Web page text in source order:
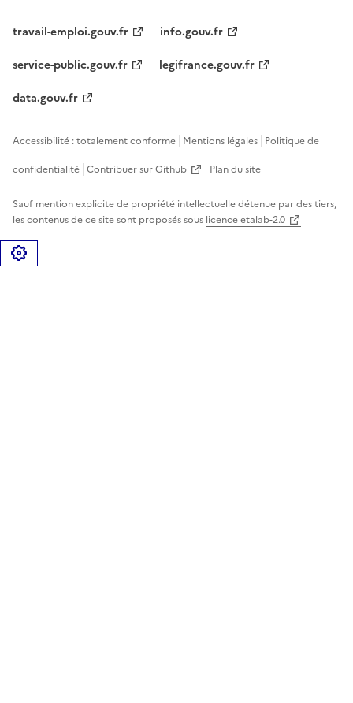
travail-emploi.gouv.fr
info.gouv.fr
service-public.gouv.fr
legifrance.gouv.fr
data.gouv.fr
Accessibilité : totalement conforme Mentions légales Politique de
confidentialité Contribuer sur Github Plan du site
Sauf mention explicite de propriété intellectuelle détenue par des tiers,
les contenus de ce site sont proposés sous licence etalab-2.0
Gérer les cookies